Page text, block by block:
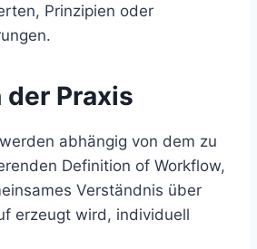
Prinzipien oder
der Praxis
abhängig von dem zu
Definition of Workflow,
Verständnis über
erzeugt wird, individuell